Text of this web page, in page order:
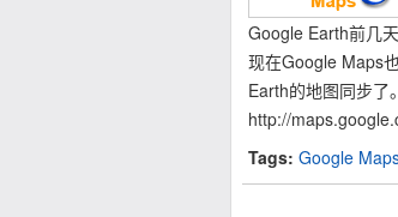
Google Earth前几天
现在Google Maps
Earth的地图同步了。
http://
Tags: Google